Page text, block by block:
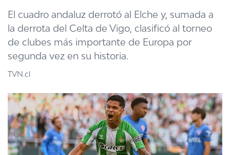
TVN VERTICAL
TVN PLAY
PROGRAMAS
NTV
ACTUALIDAD Y TENDENCIAS
El cuadro andaluz derrotó al Elche y, sumada a
la derrota del Celta de Vigo, clasificó al torneo
de clubes más importante de Europa por
segunda vez en su historia.
TVN.cl